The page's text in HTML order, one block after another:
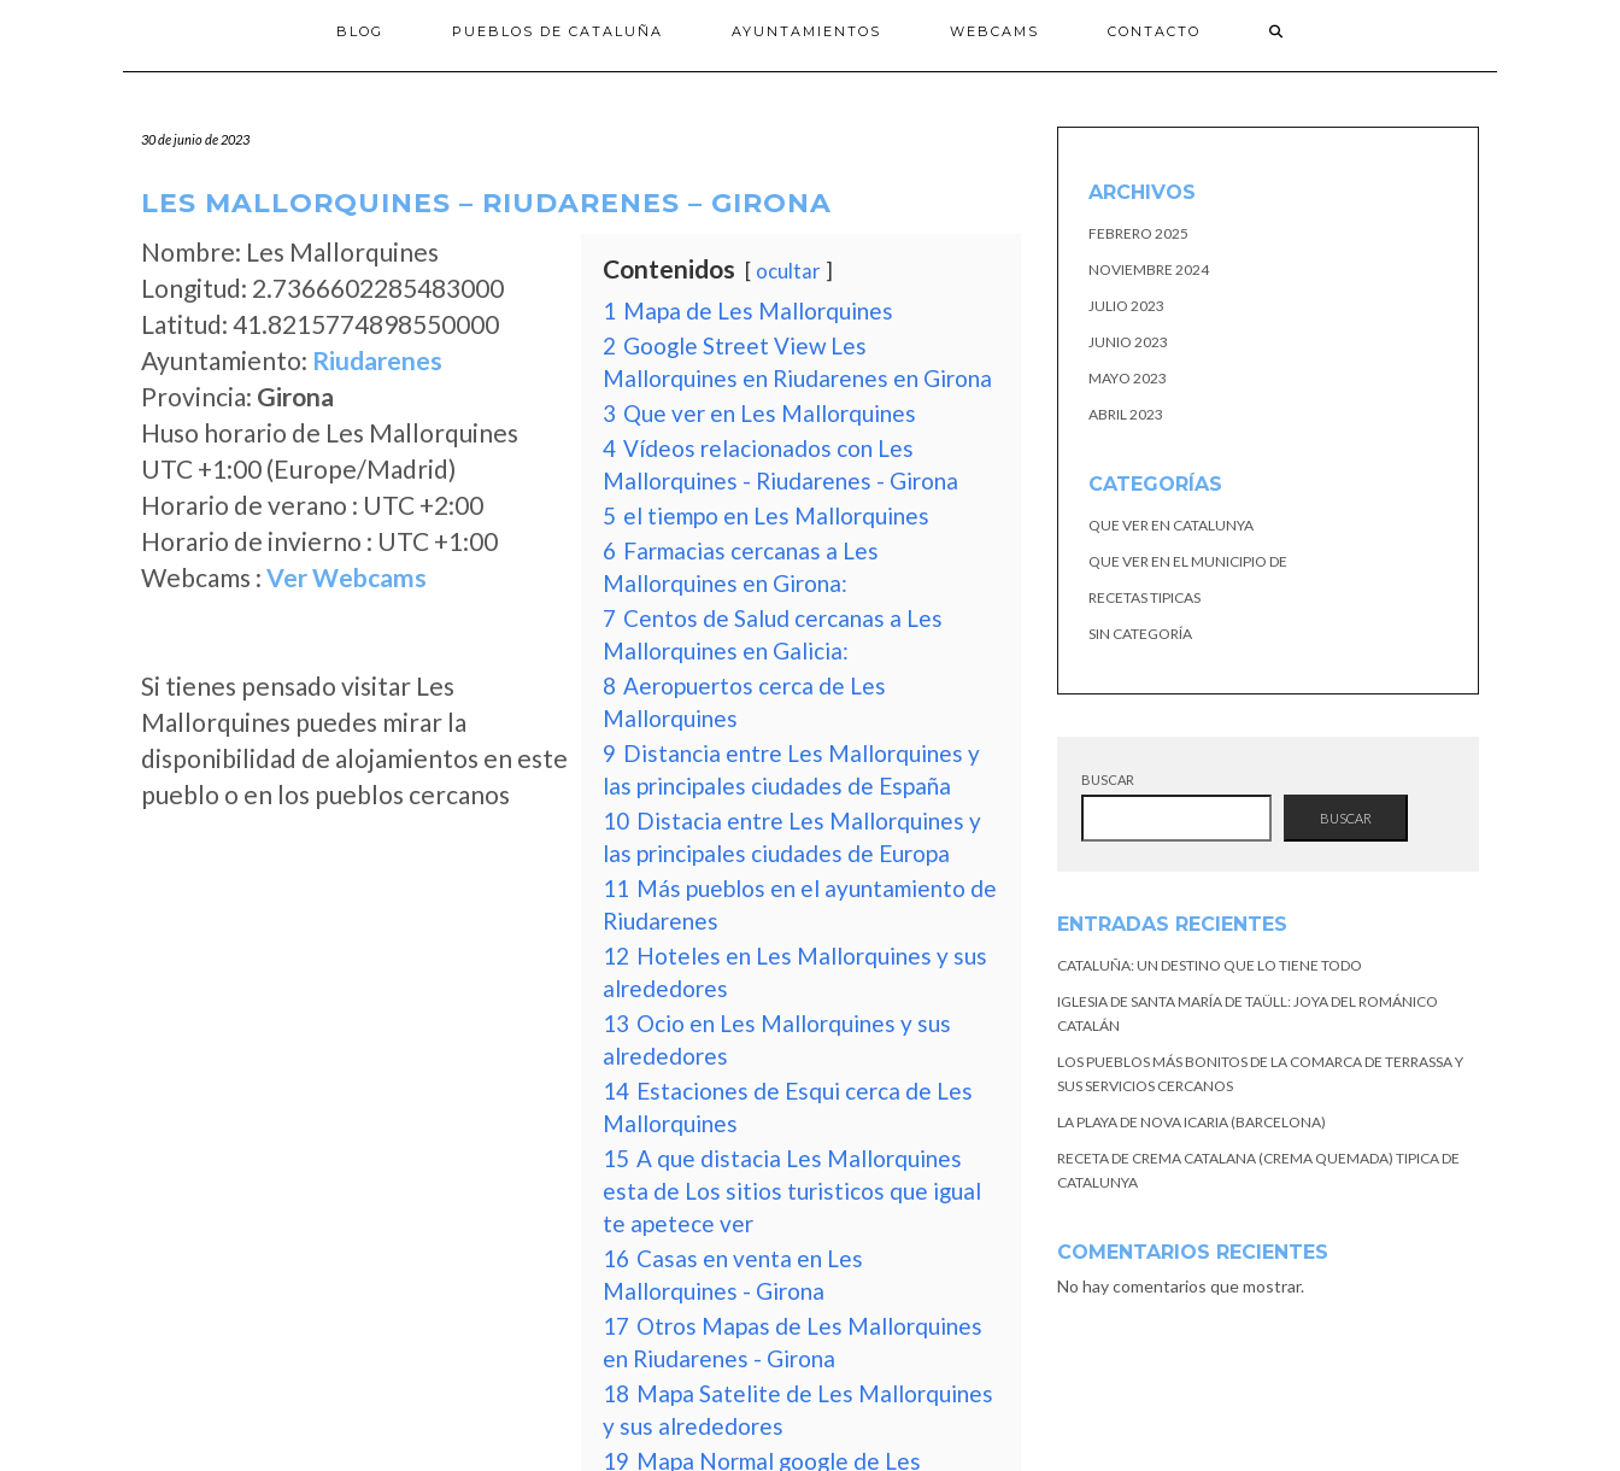
BLOG PUEBLOS DE CATALUÑA AYUNTAMIENTOS WEBCAMS CONTACTO
30 de junio de 2023
LES MALLORQUINES – RIUDARENES – GIRONA
Nombre: Les Mallorquines
Longitud: 2.7366602285483000
Latitud: 41.8215774898550000
Ayuntamiento: Riudarenes
Provincia: Girona
Huso horario de Les Mallorquines
UTC +1:00 (Europe/Madrid)
Horario de verano : UTC +2:00
Horario de invierno : UTC +1:00
Webcams : Ver Webcams
Si tienes pensado visitar Les
Mallorquines puedes mirar la
disponibilidad de alojamientos en este
pueblo o en los pueblos cercanos
Contenidos ocultar
1 Mapa de Les Mallorquines
2 Google Street View Les
Mallorquines en Riudarenes en Girona
3 Que ver en Les Mallorquines
4 Vídeos relacionados con Les
Mallorquines - Riudarenes - Girona
5 el tiempo en Les Mallorquines
6 Farmacias cercanas a Les
Mallorquines en Girona:
7 Centos de Salud cercanas a Les
Mallorquines en Galicia:
8 Aeropuertos cerca de Les
Mallorquines
9 Distancia entre Les Mallorquines y
las principales ciudades de España
10 Distacia entre Les Mallorquines y
las principales ciudades de Europa
11 Más pueblos en el ayuntamiento de
Riudarenes
12 Hoteles en Les Mallorquines y sus
alrededores
13 Ocio en Les Mallorquines y sus
alrededores
14 Estaciones de Esqui cerca de Les
Mallorquines
15 A que distacia Les Mallorquines
esta de Los sitios turisticos que igual
te apetece ver
16 Casas en venta en Les
Mallorquines - Girona
17 Otros Mapas de Les Mallorquines
en Riudarenes - Girona
18 Mapa Satelite de Les Mallorquines
y sus alrededores
19 Mapa Normal google de Les
ARCHIVOS
FEBRERO 2025
NOVIEMBRE 2024
JULIO 2023
JUNIO 2023
MAYO 2023
ABRIL 2023
CATEGORÍAS
QUE VER EN CATALUNYA
QUE VER EN EL MUNICIPIO DE
RECETAS TIPICAS
SIN CATEGORÍA
BUSCAR
BUSCAR
ENTRADAS RECIENTES
CATALUÑA: UN DESTINO QUE LO TIENE TODO
IGLESIA DE SANTA MARÍA DE TAÜLL: JOYA DEL ROMÁNICO
CATALÁN
LOS PUEBLOS MÁS BONITOS DE LA COMARCA DE TERRASSA Y
SUS SERVICIOS CERCANOS
LA PLAYA DE NOVA ICARIA (BARCELONA)
RECETA DE CREMA CATALANA (CREMA QUEMADA) TIPICA DE
CATALUNYA
COMENTARIOS RECIENTES
No hay comentarios que mostrar.